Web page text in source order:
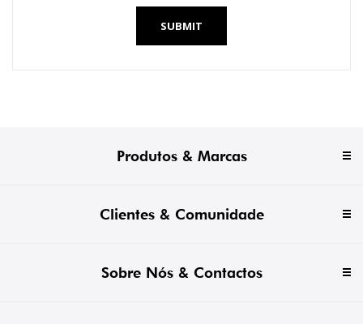
SUBMIT
Produtos & Marcas
Clientes & Comunidade
Sobre Nós & Contactos